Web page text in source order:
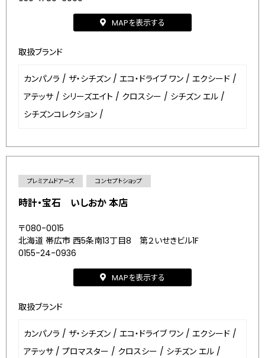
MAPを表示する
取扱ブランド
カンパノラ / ザ・シチズン / エコ・ドライブ ワン / エクシード /
アテッサ / シリーズエイト / クロスシー / シチズン エル /
シチズンコレクション /
プレミアムドアーズ コンセプトショップ
時計・宝石 いしおか 本店
〒080-0015
北海道 帯広市 西5条南13丁目8 第２いせきビル1F
0155-24-0936
MAPを表示する
取扱ブランド
カンパノラ / ザ・シチズン / エコ・ドライブ ワン / エクシード /
アテッサ / プロマスター / クロスシー / シチズン エル /